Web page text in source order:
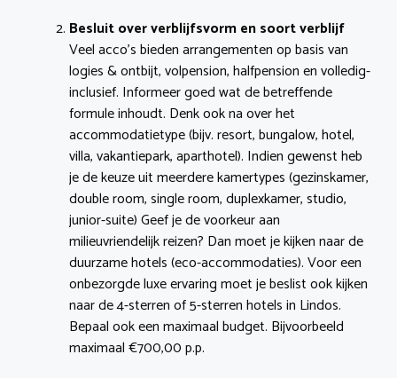
Besluit over verblijfsvorm en soort verblijf
Veel acco’s bieden arrangementen op basis van
logies & ontbijt, volpension, halfpension en volledig-
inclusief. Informeer goed wat de betreffende
formule inhoudt. Denk ook na over het
accommodatietype (bijv. resort, bungalow, hotel,
villa, vakantiepark, aparthotel). Indien gewenst heb
je de keuze uit meerdere kamertypes (gezinskamer,
double room, single room, duplexkamer, studio,
junior-suite) Geef je de voorkeur aan
milieuvriendelijk reizen? Dan moet je kijken naar de
duurzame hotels (eco-accommodaties). Voor een
onbezorgde luxe ervaring moet je beslist ook kijken
naar de 4-sterren of 5-sterren hotels in Lindos.
Bepaal ook een maximaal budget. Bijvoorbeeld
maximaal €700,00 p.p.